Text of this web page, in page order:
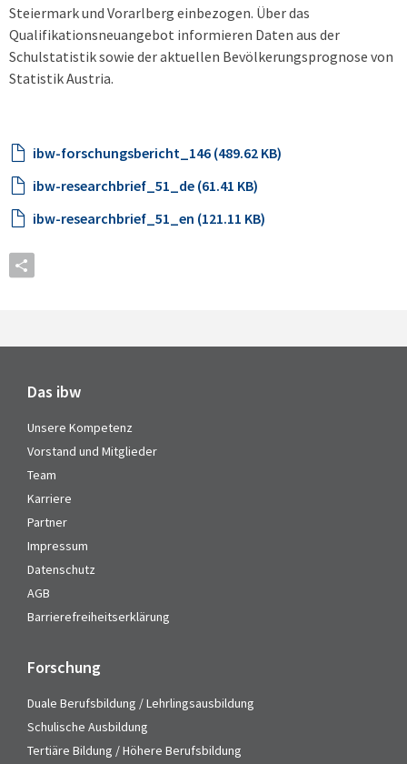
Steiermark und Vorarlberg einbezogen. Über das
Qualifikationsneuangebot informieren Daten aus der
Schulstatistik sowie der aktuellen Bevölkerungsprognose von
Statistik Austria.
ibw-forschungsbericht_146 (489.62 KB)
ibw-researchbrief_51_de (61.41 KB)
ibw-researchbrief_51_en (121.11 KB)
Das ibw
Unsere Kompetenz
Vorstand und Mitglieder
Team
Karriere
Partner
Impressum
Datenschutz
AGB
Barrierefreiheitserklärung
Forschung
Duale Berufsbildung / Lehrlingsausbildung
Schulische Ausbildung
Tertiäre Bildung / Höhere Berufsbildung